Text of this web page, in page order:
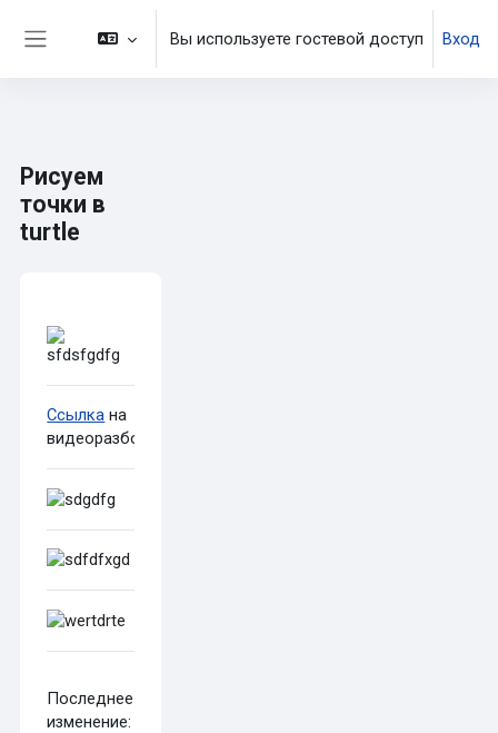
Перейти к основному содержанию
Вы используете гостевой доступ Вход
Рисуем
точки в
turtle
Ссылка на
видеоразбор
Последнее
изменение: